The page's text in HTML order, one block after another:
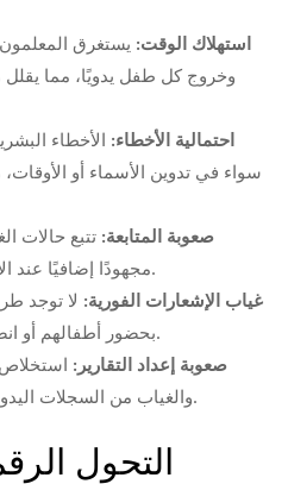
استهلاك الوقت: يستغرق
وخروج كل طفل يدويًا، مما
احتمالية الأخطاء: الأخطاء
سواء في تدوين الأسماء أو
صعوبة المتابعة: تتبع حالات
مجهودًا إضافيًا عند الاعتماد على السجلات الورقية.
غياب الإشعارات الفورية: لا توجد
بحضور أطفالهم أو انصرافهم، مما يثير قلقهم أحيانًا.
صعوبة إعداد التقارير: استخلاص
والغياب من السجلات اليدوية يستغرق وقتًا وجهدًا كبيرين.
التحول